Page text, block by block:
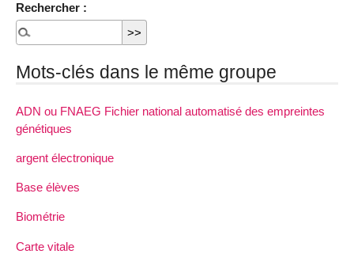
Rechercher :
Mots-clés dans le même groupe
ADN ou FNAEG Fichier national automatisé des empreintes
génétiques
argent électronique
Base élèves
Biométrie
Carte vitale